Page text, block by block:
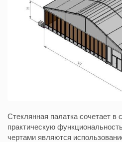
Стеклянная палатка сочетает в
практическую
чертами являются